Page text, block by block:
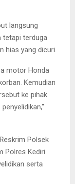
langsung
tetapi terduga
hias yang dicuri.
motor Honda
Kemudian
ke pihak
Polsek
Polres Kediri
serta